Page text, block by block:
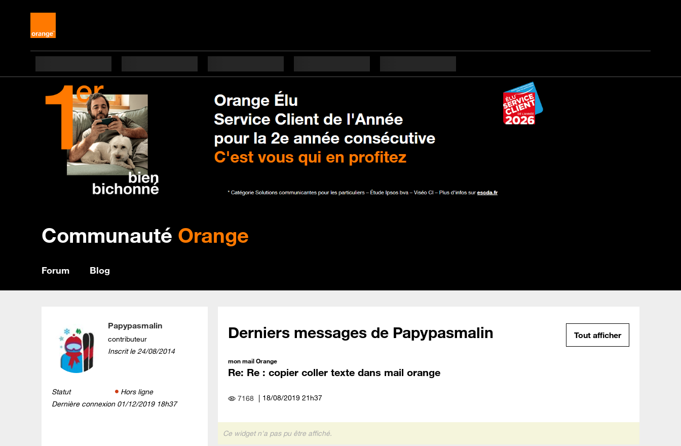
Communauté Orange
Forum Blog
Papypasmalin
contributeur
Inscrit le‎24/08/2014
Statut
Hors ligne
Dernière connexion ‎01/12/2019 18h37
Derniers messages de Papypasmalin Tout afficher
mon mail Orange
Re: Re : copier coller texte dans mail orange
7168 ‎18/08/2019 21h37
Ce widget n'a pas pu être affiché.